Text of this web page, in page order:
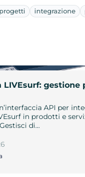
integrazione
LIVEsurf: gestione
API per
in prodotti e
di…